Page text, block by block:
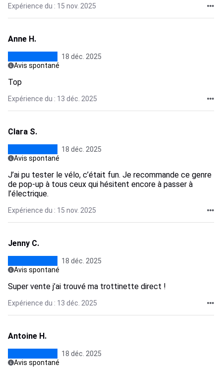
Expérience du : 15 nov. 2025
Anne H.
18 déc. 2025
Avis spontané
Top
Expérience du : 13 déc. 2025
Clara S.
18 déc. 2025
Avis spontané
J’ai pu tester le vélo, c’était fun. Je recommande ce genre
de pop-up à tous ceux qui hésitent encore à passer à
l’électrique.
Expérience du : 15 nov. 2025
Jenny C.
18 déc. 2025
Avis spontané
Super vente j’ai trouvé ma trottinette direct !
Expérience du : 13 déc. 2025
Antoine H.
18 déc. 2025
Avis spontané